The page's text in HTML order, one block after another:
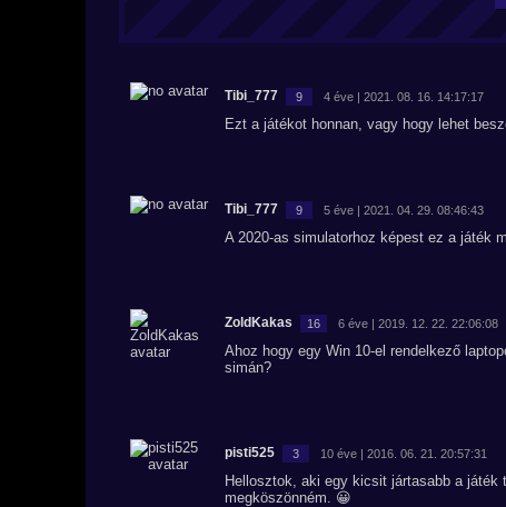
Tibi_777 9 4 éve | 2021. 08. 16. 14:17:17
Ezt a játékot honnan, vagy hogy lehet
Tibi_777 9 5 éve | 2021. 04. 29. 08:46:43
A 2020-as simulatorhoz képest ez a játék
ZoldKakas 16 6 éve | 2019. 12. 22. 22:06:08
Ahoz hogy egy Win 10-el rendelkező
simán?
pisti525 3 10 éve | 2016. 06. 21. 20:57:31
Hellosztok, aki egy kicsit jártasabb a
megköszönném. 😀